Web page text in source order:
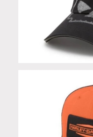
Cappellino Willie G